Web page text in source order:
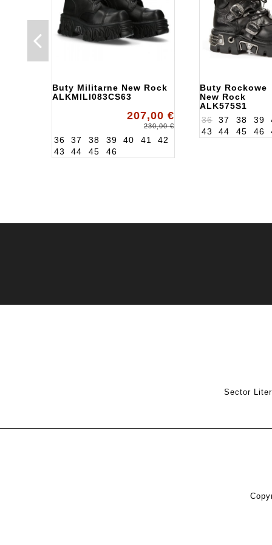
Buty Militarne New Rock
ALKMILI083CS63
207,00 €
230,00 €
36 37 38 39 40 41
42
43
44 45 46
Buty Rockowe
New Rock
ALK575S1
36
37 38 39
43
44 45 46
Sector